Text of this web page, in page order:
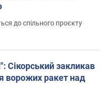
до спільного проєкту
Сікорський закликав
ворожих ракет над